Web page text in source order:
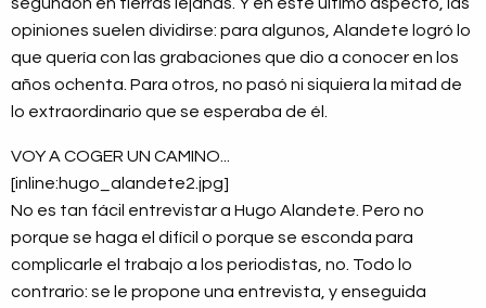
opiniones suelen dividirse: para algunos, Alandete logró lo
que quería con las grabaciones que dio a conocer en los
años ochenta. Para otros, no pasó ni siquiera la mitad de
lo extraordinario que se esperaba de él.
VOY A COGER UN CAMINO...
[inline:hugo_alandete2.jpg]
No es tan fácil entrevistar a Hugo Alandete. Pero no
porque se haga el difícil o porque se esconda para
complicarle el trabajo a los periodistas, no. Todo lo
contrario: se le propone una entrevista, y enseguida